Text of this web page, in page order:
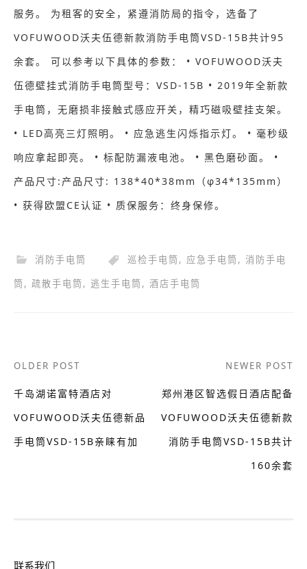
服务。 为租客的安全，紧遵消防局的指令，选备了
VOFUWOOD沃夫伍德新款消防手电筒VSD-15B共计95
余套。 可以参考以下具体的参数： • VOFUWOOD沃夫
伍德壁挂式消防手电筒型号：VSD-15B • 2019年全新款
手电筒，无磨损非接触式感应开关，精巧磁吸壁挂支架。
• LED高亮三灯照明。 • 应急逃生闪烁指示灯。 • 毫秒级
响应拿起即亮。 • 标配防漏液电池。 • 黑色磨砂面。 •
产品尺寸:产品尺寸: 138*40*38mm（φ34*135mm）
• 获得欧盟CE认证 • 质保服务：终身保修。
消防手电筒 巡检手电筒, 应急手电筒, 消防手电
筒, 疏散手电筒, 逃生手电筒, 酒店手电筒
Post
navigation
OLDER POST
千岛湖诺富特酒店对
VOFUWOOD沃夫伍德新品
手电筒VSD-15B亲睐有加
NEWER POST
郑州港区智选假日酒店配备
VOFUWOOD沃夫伍德新款
消防手电筒VSD-15B共计
160余套
联系我们